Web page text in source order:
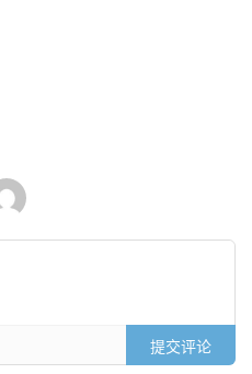
提交评论